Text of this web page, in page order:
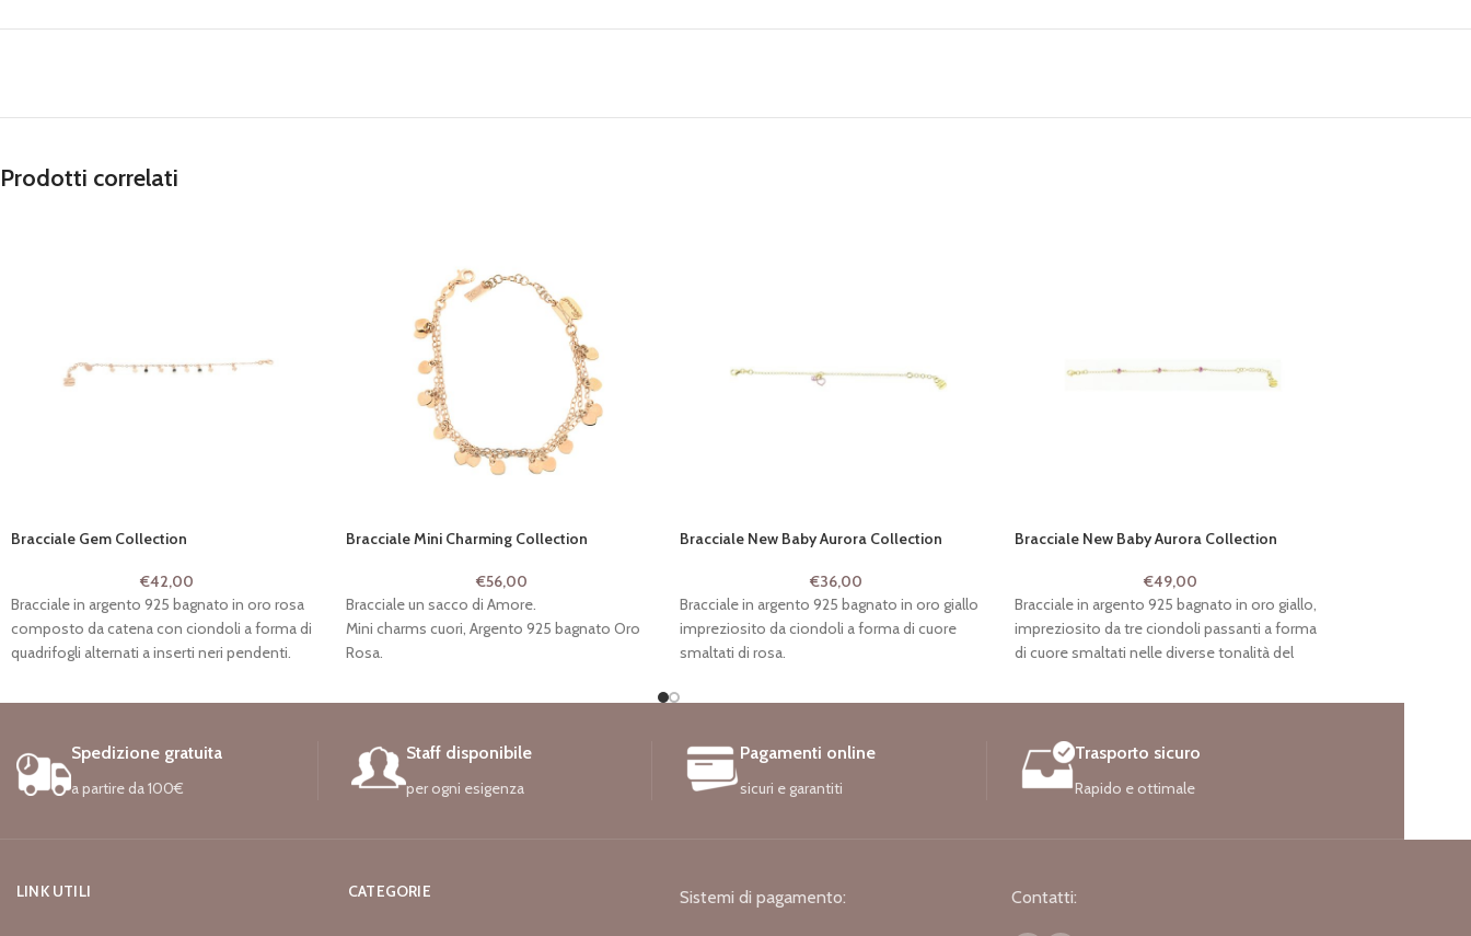
Prodotti correlati
Bracciale Gem Collection
€42,00
Bracciale in argento 925 bagnato in oro rosa
composto da catena con ciondoli a forma di
quadrifogli alternati a inserti neri pendenti.
e ciondolo “sacco di fortuna”.
Bracciale Mini Charming Collection
€56,00
Bracciale un sacco di Amore.
Mini charms cuori, Argento 925 bagnato Oro
Rosa.
Bracciale New Baby Aurora Collection
€36,00
Bracciale in argento 925 bagnato in oro giallo
impreziosito da ciondoli a forma di cuore
smaltati di rosa.
Bracciale New Baby Aurora Collection
€49,00
Bracciale in argento 925 bagnato in oro giallo,
impreziosito da tre ciondoli passanti a forma
di cuore smaltati nelle diverse tonalità del
Codice: PIT 724/B-AM (OR)
Spedizione gratuita
a partire da 100€
Staff disponibile
per ogni esigenza
Pagamenti online
sicuri e garantiti
Trasporto sicuro
Rapido e ottimale
LINK UTILI CATEGORIE Sistemi di pagamento: Contatti: